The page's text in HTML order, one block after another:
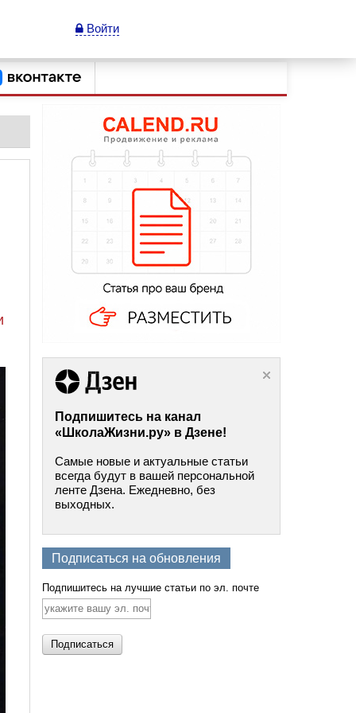
Войти
Подпишитесь на канал
«ШколаЖизни.ру» в Дзене!
Самые новые и актуальные статьи
всегда будут в вашей персональной
ленте Дзена. Ежедневно, без
выходных.
Подписаться на обновления
Подпишитесь на лучшие статьи по эл. почте